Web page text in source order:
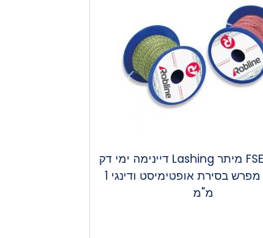
FSE Robline מיתר Lashing דיינימה ימי דק
לקשירת מפרש בסירת אופטימיסט ודינגי 1
מ"מ